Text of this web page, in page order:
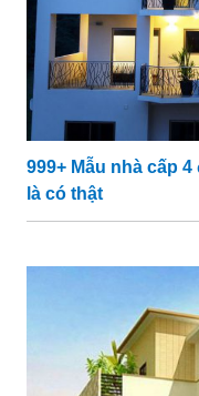
999+ Mẫu nhà cấp
là có thật